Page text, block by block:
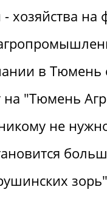
- хозяйства
в Тюмень
на "Тюмень
не